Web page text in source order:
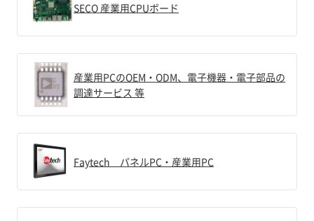
SECO 産業用CPUボード
産業用PCのOEM・ODM、電子機器・電子部品の
調達サービス 等
Faytech パネルPC・産業用PC